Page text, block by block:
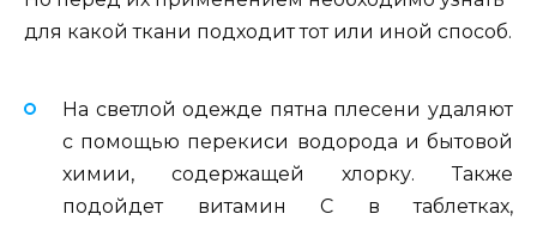
для какой ткани подходит тот или иной способ.
На светлой одежде пятна плесени удаляют
с помощью перекиси водорода и бытовой
химии, содержащей хлорку. Также
подойдет витамин C в таблетках,